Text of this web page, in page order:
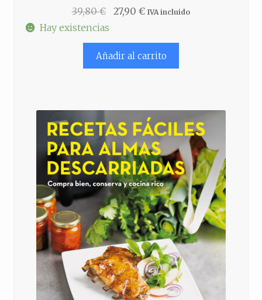
39,80€
El
precio
original
era:
27,90€El
actual
es:
IVA incluido
Hay existencias
Añadir al carrito